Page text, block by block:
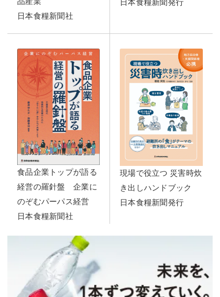
日本食糧新聞社
日本食糧新聞発行
食品企業トップが語る
経営の羅針盤 企業に
のぞむパーパス経営
日本食糧新聞社
現場で役立つ 災害時炊
き出しハンドブック
日本食糧新聞発行